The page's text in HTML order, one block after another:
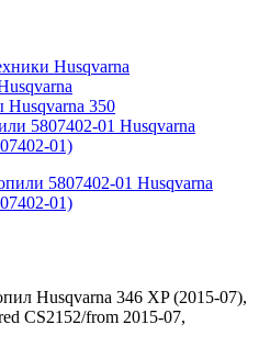
Husqvarna
Husqvarna 350
5807402-01 Husqvarna
01)
Husqvarna 346 XP (2015-07),
CS2152/from 2015-07,